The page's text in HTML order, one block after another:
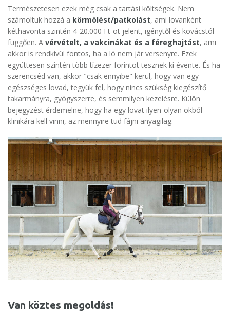
Természetesen ezek még csak a tartási költségek. Nem
számoltuk hozzá a körmölést/patkolást, ami lovanként
kéthavonta szintén 4-20.000 Ft-ot jelent, igénytől és kovácstól
függően. A vérvételt, a vakcinákat és a féreghajtást, ami
akkor is rendkívül fontos, ha a ló nem jár versenyre. Ezek
együttesen szintén több tízezer forintot tesznek ki évente. És ha
szerencséd van, akkor "csak ennyibe" kerül, hogy van egy
egészséges lovad, tegyük fel, hogy nincs szükség kiegészítő
takarmányra, gyógyszerre, és semmilyen kezelésre. Külön
bejegyzést érdemelne, hogy ha egy lovat ilyen-olyan okból
klinikára kell vinni, az mennyire tud fájni anyagilag.
Van köztes megoldás!